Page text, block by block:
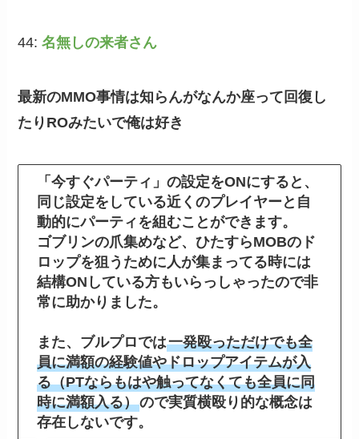
44:名無しの来者さん
最新のMMO事情は知らんがなんか座って回復し
たりROみたいで俺は好き
「今すぐパーティ」の設定をONにすると、
同じ設定をしている近くのプレイヤーと自
動的にパーティを組むことができます。
ゴブリンの爪集めなど、ひたすらMOBのド
ロップを狙うために人が集まってる時には
結構ONしている方もいらっしゃったので非
常に助かりました。
また、ブルプロでは一発殴っただけでも全
員に満額の経験値やドロップアイテムが入
る（PTならもはや触ってなくても全員に同
時に満額入る）ので実質横殴り的な概念は
存在しないです。